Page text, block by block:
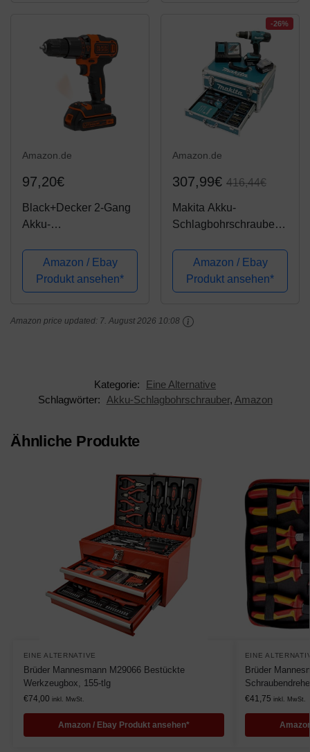
Bohren &
Schlagbohren...
Amazon.de
97,20€
Black+Decker 2-Gang
Akku-
BDCHD18KB –
Schlagbohrmaschine
mit 2-Gang-
LED-Licht zum
Amazon / Ebay
Produkt ansehen*
-26%
Amazon.de
307,99€ 416,44€
Makita Akku-
Schlagbohrschrauber 2
inkl. 96-tlg. Zubehörset
DHP453RFX2
Amazon / Ebay
Produkt ansehen*
Amazon price updated: 7. August 2026 10:08
Kategorie:
Eine Alternative
Schlagwörter:
Akku-Schlagbohrschrauber, Amazon
Ähnliche Produkte
EINE ALTERNATIVE
Brüder Mannesmann M29066 Bestückte
Werkzeugbox, 155-tlg
€74,00 inkl. MwSt.
Amazon / Ebay Produkt ansehen*
EINE
Brüder
€41,75 inkl. MwSt.